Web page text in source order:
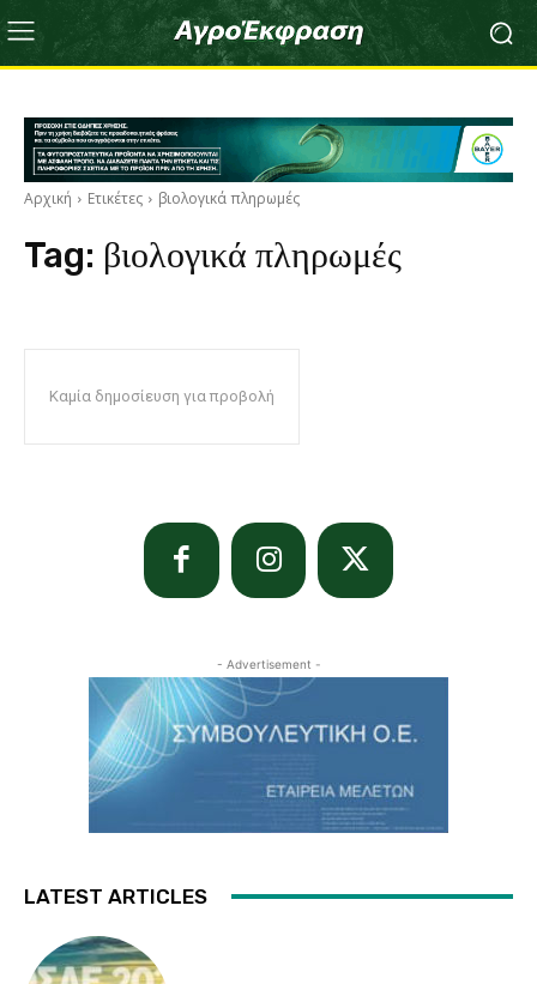
Αρχική Ετικέτες βιολογικά πληρωμές
Tag: βιολογικά πληρωμές
Καμία δημοσίευση για προβολή
- Advertisement -
LATEST ARTICLES